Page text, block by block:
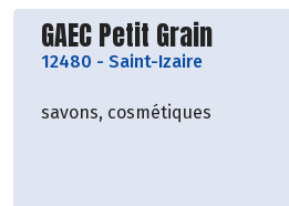
Découvrir le producteur
GAEC Petit Grain
12480 - Saint-Izaire
savons, cosmétiques